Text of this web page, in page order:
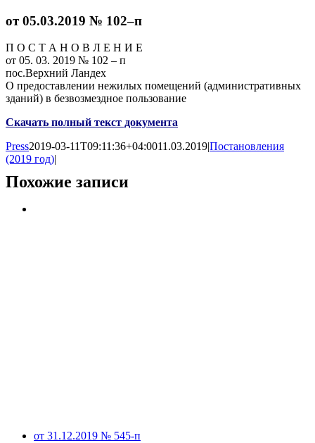
от 05.03.2019 № 102–п
П О С Т А Н О В Л Е Н И Е
от 05. 03. 2019 № 102 – п
пос.Верхний Ландех
О предоставлении нежилых помещений (административных
зданий) в безвозмездное пользование
Скачать полный текст документа
Press2019-03-11T09:11:36+04:0011.03.2019|Постановления
(2019 год)|
Похожие записи
от 31.12.2019 № 545-п